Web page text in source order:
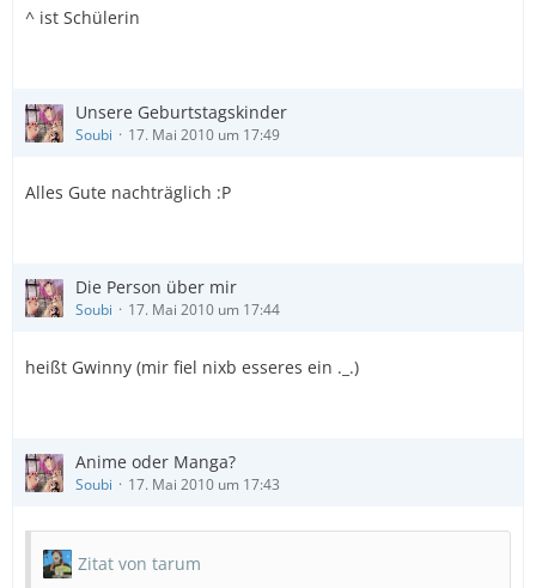
^ ist Schülerin
Unsere Geburtstagskinder
Soubi 17. Mai 2010 um 17:49
Alles Gute nachträglich :P
Die Person über mir
Soubi 17. Mai 2010 um 17:44
heißt Gwinny (mir fiel nixb esseres ein ._.)
Anime oder Manga?
Soubi 17. Mai 2010 um 17:43
Zitat von tarum